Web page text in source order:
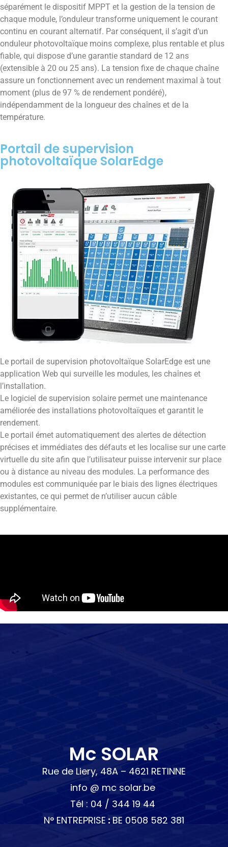
séparément le dispositif MPPT et la gestion de la tension de
chaque module, l’onduleur transforme uniquement le courant
continu en courant alternatif. Par conséquent, il s’agit d’un
onduleur photovoltaïque moins complexe, plus rentable et plus
fiable, qui dispose d’une garantie standard de 12 ans
(extensible à 20 ou 25 ans). La tension fixe de chaque chaîne
assure un fonctionnement avec un rendement maximal à tout
moment (plus de 97 % de rendement pondéré),
indépendamment de la longueur des chaînes et de la
température.
Portail de supervision
photovoltaïque SolarEdge​
Le portail de supervision photovoltaïque SolarEdge est une
application Web qui surveille les modules, les chaînes et
l’installation.
Le logiciel de supervision solaire permet une maintenance
améliorée des installations photovoltaïques et garantit le
rendement.
Le portail émet automatiquement des alertes de détection
précises et immédiates des défauts et les localise sur une carte
virtuelle du site afin que l’utilisateur puisse intervenir sur place
ou à distance au niveau des modules. La performance des
modules est communiquée par le biais des lignes électriques
existantes, ce qui permet de n’utiliser aucun câble
supplémentaire.
Mc SOLAR
Rue de Liery, 48A – 4621 RETINNE
info @ mc solar.be
Tél : 04 / 344 19 44
N° ENTREPRISE : BE 0508 582 381